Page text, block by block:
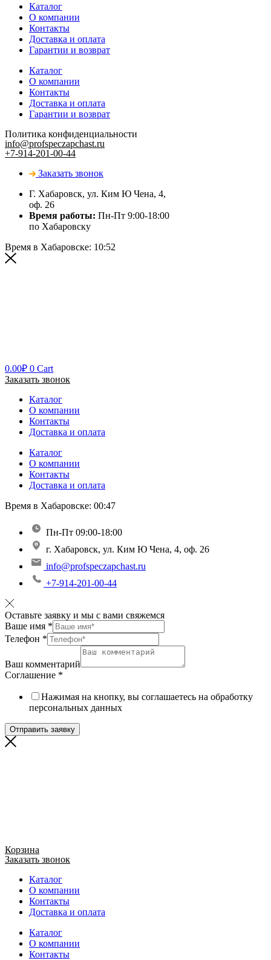
Каталог
О компании
Контакты
Доставка и оплата
Гарантии и возврат
Каталог
О компании
Контакты
Доставка и оплата
Гарантии и возврат
Политика конфиденциальности
info@profspeczapchast.ru
+7-914-201-00-44
Заказать звонок
Г. Хабаровск, ул. Ким Ю Чена, 4,
оф. 26
Время работы: Пн-Пт 9:00-18:00
по Хабаровску
Время в Хабаровске: 10:52
0.00₽ 0 Cart
Заказать звонок
Каталог
О компании
Контакты
Доставка и оплата
Каталог
О компании
Контакты
Доставка и оплата
Время в Хабаровске: 00:47
Пн-Пт 09:00-18:00
г. Хабаровск, ул. Ким Ю Чена, 4, оф. 26
info@profspeczapchast.ru
+7-914-201-00-44
Оставьте заявку и мы с вами свяжемся
Ваше имя *
Телефон *
Ваш комментарий
Соглашение *
Нажимая на кнопку, вы соглашаетесь на обработку
персональных данных
Отправить заявку
Корзина
Заказать звонок
Каталог
О компании
Контакты
Доставка и оплата
Каталог
О компании
Контакты